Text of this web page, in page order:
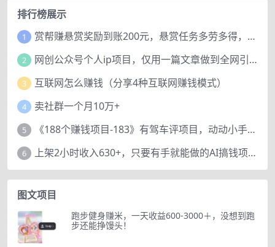
排行榜展示
1 赏帮赚悬赏奖励到账200元，悬赏任务多劳多得，人人可做。
2 网创公众号个人ip项目，仅用一篇文章做到全网引流！
3 互联网怎么赚钱（分享4种互联网赚钱模式）
4 卖社群一个月10万+
5 《188个赚钱项目-183》有驾车评项目，动动小手，复制粘贴赚44元！
6 上架2小时收入630+，只要有手就能做的AI搞钱项目，奶奶看完都能学会!
图文项目
跑步健身赚米，一天收益600-3000＋，没想到跑
步还能挣馒头！